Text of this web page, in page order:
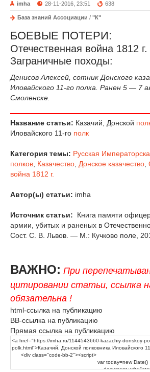
imha 28-11-2016, 23:51 638
База знаний Ассоциации / "К"
БОЕВЫЕ ПОТЕРИ:
Отечественная война 1812 г.
Заграничные походы:
Денисов Алексей, сотник Донского
Иловайского 11-го полка. Ранен 5 — 7
Смоленске.
Название статьи: Казачий, Донской
Иловайского 11-го полк
Категория темы: Русская
полков Казачество Донское казачество
война 1812 г.
Автор(ы) статьи: imha
Источник статьи:
Книга памяти
армии, убитых и раненых в
Сост. С. В. Львов. — М.: Кучково поле,
ВАЖНО: При
цитировании статьи, ссылка
обязательна !
html-ссылка на публикацию
BB-ссылка на публикацию
Прямая ссылка на публикацию